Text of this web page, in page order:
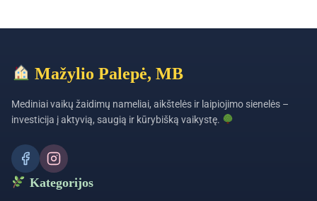
Mažylio Palepė, MB
Mediniai vaikų žaidimų nameliai, aikštelės ir laipiojimo sienelės –
investicija į aktyvią, saugią ir kūrybišką vaikystę.
Kategorijos